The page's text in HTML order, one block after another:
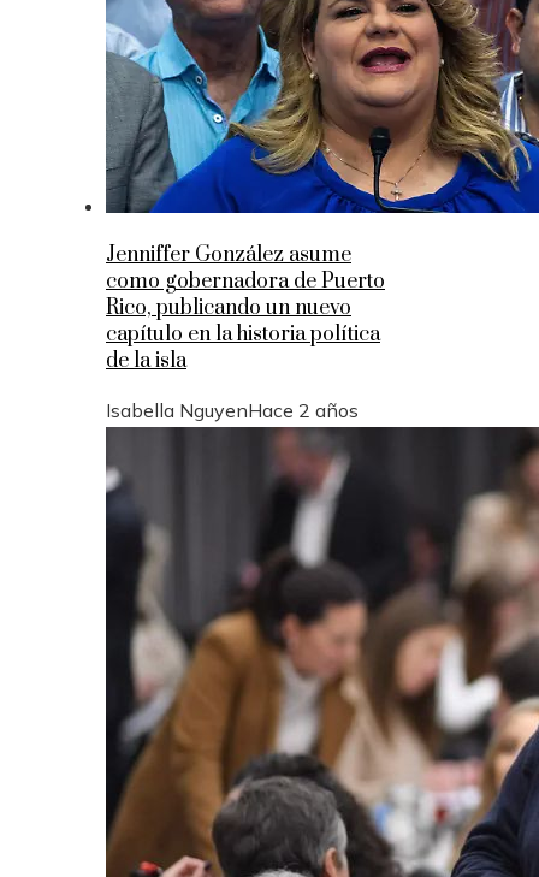
Jenniffer González asume
como gobernadora de Puerto
Rico, publicando un nuevo
capítulo en la historia política
de la isla
Isabella NguyenHace 2 años